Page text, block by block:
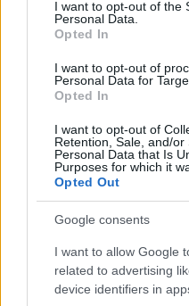
I want to opt-out of the
Personal Data.
Opted In
I want to opt-out of
Personal Data for
Opted In
I want to opt-out of
Retention, Sale, and/or
Personal Data that Is
Purposes for which it
Opted Out
Google consents
I want to allow Google
related to advertising
device identifiers in
FOTO. “Vai
Guntars
tomātu,
uz pusēm,
pārsteigums
Atcelt